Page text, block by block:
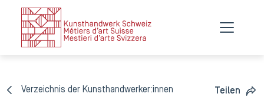
Verzeichnis der Kunsthandwerker:innen Teilen